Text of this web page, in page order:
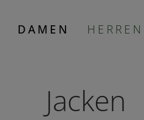
DAMEN HERREN
Jacken